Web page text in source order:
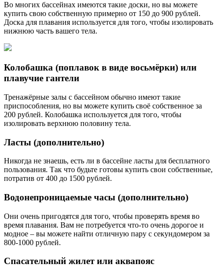
Во многих бассейнах имеются такие доски, но вы можете
купить свою собственную примерно от 150 до 900 рублей.
Доска для плавания используется для того, чтобы изолировать
нижнюю часть вашего тела.
Колобашка (поплавок в виде восьмёрки) или
плавучие гантели
Тренажёрные залы с бассейном обычно имеют такие
приспособления, но вы можете купить своё собственное за
200 рублей. Колобашка используется для того, чтобы
изолировать верхнюю половину тела.
Ласты (дополнительно)
Никогда не знаешь, есть ли в бассейне ласты для бесплатного
пользования. Так что будьте готовы купить свои собственные,
потратив от 400 до 1500 рублей.
Водонепроницаемые часы (дополнительно)
Они очень пригодятся для того, чтобы проверять время во
время плавания. Вам не потребуется что-то очень дорогое и
модное – вы можете найти отличную пару с секундомером за
800-1000 рублей.
Спасательный жилет или аквапояс